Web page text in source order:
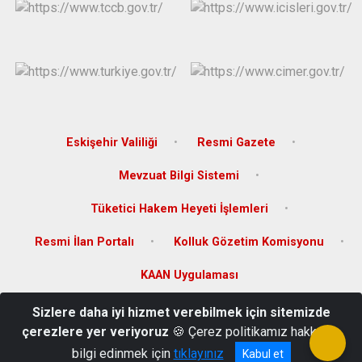
Eskişehir Valiliği Resmi Gazete
Mevzuat Bilgi Sistemi
Tüketici Hakem Heyeti İşlemleri
Resmi İlan Portalı Kolluk Gözetim Komisyonu
KAAN Uygulaması
Hoşnudiye Mah. 732.Sok. No:18 K:3 Tepebaşı/ESKİŞEHİR
(222) 335 33 63
Sizlere daha iyi hizmet verebilmek için sitemizde
çerezlere yer veriyoruz 🍪 Çerez politikamız hakkında
bilgi edinmek için tıklayınız Kabul et